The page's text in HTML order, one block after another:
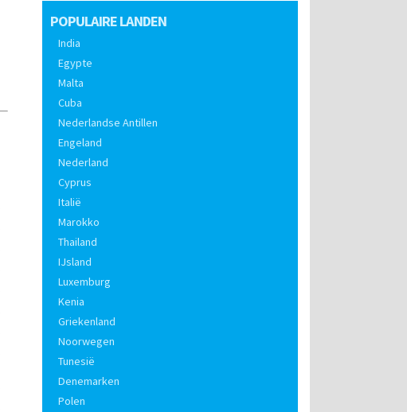
POPULAIRE LANDEN
India
Egypte
Malta
Cuba
Nederlandse Antillen
Engeland
Nederland
Cyprus
Italië
Marokko
Thailand
IJsland
Luxemburg
Kenia
Griekenland
Noorwegen
Tunesië
Denemarken
Polen